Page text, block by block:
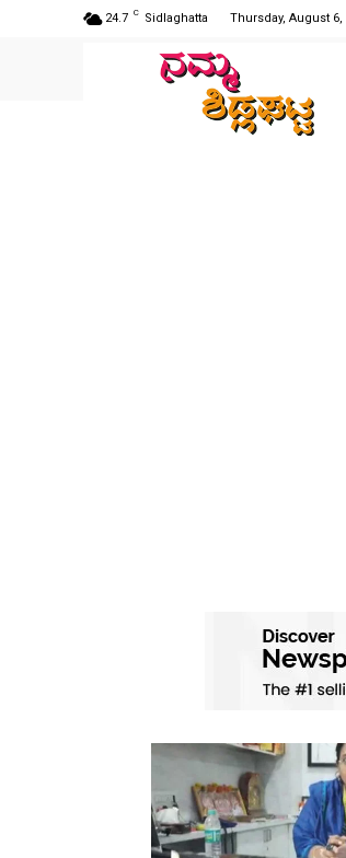
24.7 C Sidlaghatta Thursday, August 6,